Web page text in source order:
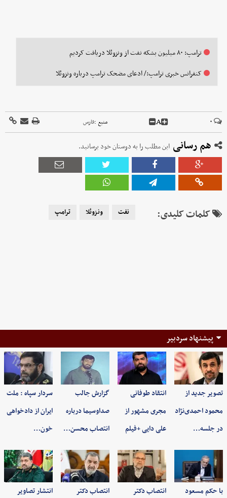
ترامپ: ۸۰ میلیون بشکه نفت از ونزوئلا دریافت کردیم
کنفرانس خبری ترامپ:/ ادعای مضحک ترامپ درباره ونزوئلا
۰ A منبع :فارس
هم رسانی این مطلب را به دوستان خود برسانید.
کلمات کلیدی: نفت ونزوئلا ترامپ
پیشنهاد سردبیر
تصویر جدید از
محمود احمدی‌نژاد
در جلسه…
انتقاد طوفانی
مجری مشهور از
علی دایی +فیلم
گزارش جالب
صداوسیما درباره
انتصاب محسن…
سردار سپاه : ملت
ایران از دادخواهی
خون…
با حکم مسعود انتصاب دکتر انتصاب دکتر انتشار تصاویر